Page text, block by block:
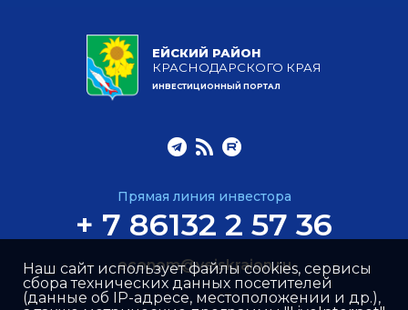
ЕЙСКИЙ РАЙОН
КРАСНОДАРСКОГО КРАЯ
ИНВЕСТИЦИОННЫЙ ПОРТАЛ
Прямая линия инвестора
+ 7 86132 2 57 36
econom@yeiskraion.ru
Наш сайт использует файлы cookies, сервисы
сбора технических данных посетителей
(данные об IP-адресе, местоположении и др.),